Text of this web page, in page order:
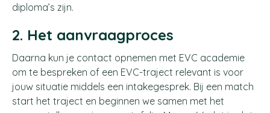
diploma’s zijn.
2. Het aanvraagproces
Daarna kun je contact opnemen met EVC academie
om te bespreken of een EVC-traject relevant is voor
jouw situatie middels een intakegesprek. Bij een match
start het traject en beginnen we samen met het